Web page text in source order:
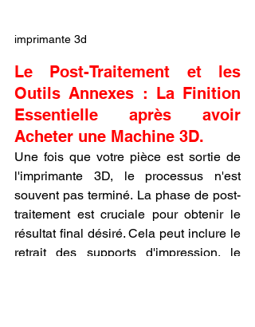
imprimante 3d
Le Post-Traitement et les
Outils Annexes : La Finition
Essentielle après avoir
Acheter une Machine 3D.
Une fois que votre pièce est sortie de
l'imprimante 3D, le processus n'est
souvent pas terminé. La phase de post-
traitement est cruciale pour obtenir le
résultat final désiré. Cela peut inclure le
retrait des supports d'impression, le